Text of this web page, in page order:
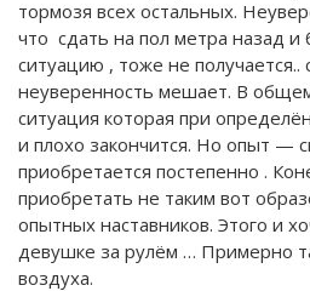
тормозя всех остальных.
что сдать на пол метра назад и
ситуацию , тоже не получается..
неуверенность мешает. В
ситуация которая при
и плохо закончится. Но опыт —
приобретается постепенно .
приобретать не таким вот
опытных наставников. Этого и
девушке за рулём … Примерно
воздуха.